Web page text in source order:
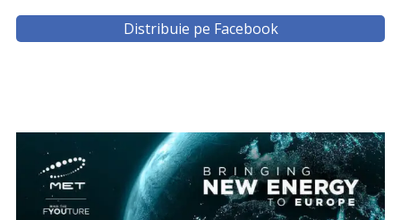
Distribuie pe Facebook